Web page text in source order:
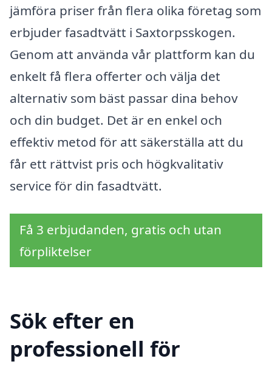
jämföra priser från flera olika företag som
erbjuder fasadtvätt i Saxtorpsskogen.
Genom att använda vår plattform kan du
enkelt få flera offerter och välja det
alternativ som bäst passar dina behov
och din budget. Det är en enkel och
effektiv metod för att säkerställa att du
får ett rättvist pris och högkvalitativ
service för din fasadtvätt.
Få 3 erbjudanden, gratis och utan
förpliktelser
Sök efter en
professionell för